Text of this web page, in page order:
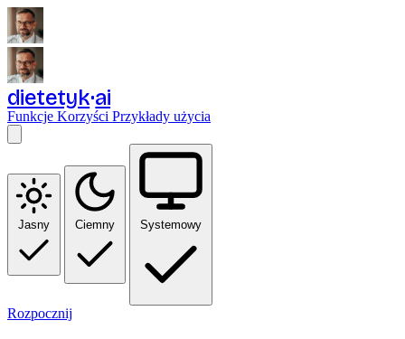
dietetyk ai
Funkcje Korzyści Przykłady użycia
Jasny Ciemny Systemowy
Rozpocznij